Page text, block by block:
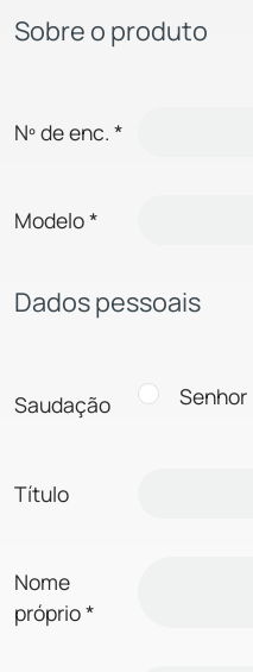
Sobre o produto
Nº de enc. *
Modelo*
Dados pessoais
Saudação Senhor
Título
Nome
próprio*